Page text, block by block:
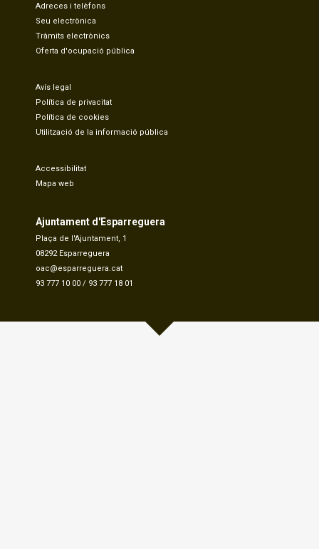
Adreces i telèfons
Seu electrònica
Tràmits electrònics
Oferta d'ocupació pública
Avís legal
Política de privacitat
Política de cookies
Utilització de la informació pública
Accessibilitat
Mapa web
Ajuntament d'Esparreguera
Plaça de l'Ajuntament, 1
08292 Esparreguera
oac@esparreguera.cat
93 777 10 00 / 93 777 18 01